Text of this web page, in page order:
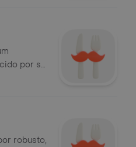
por su
robusto,